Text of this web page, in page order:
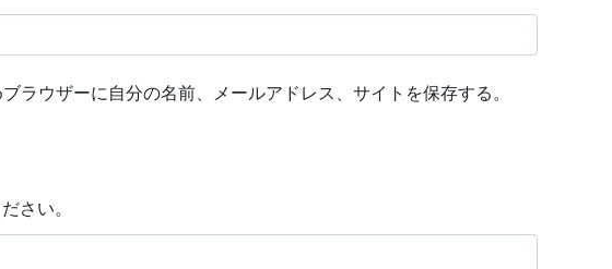
ラウザーに自分の名前、メールアドレス、サイトを保存する。
さい。